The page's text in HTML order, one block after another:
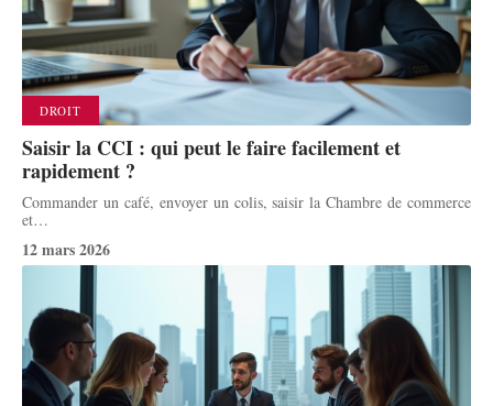
DROIT
Saisir la CCI : qui peut le faire facilement et
rapidement ?
Commander un café, envoyer un colis, saisir la Chambre de commerce
et…
12 mars 2026